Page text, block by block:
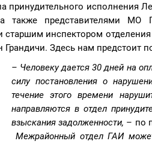
принудительного исполнения
также представителями МО
инспектором
Здесь нам предстоит
– Человеку дается 30 дней на
силу постановления о
течение этого времени
направляются в отдел
взыскания задолженности, – по
Межрайонный отдел ГАИ